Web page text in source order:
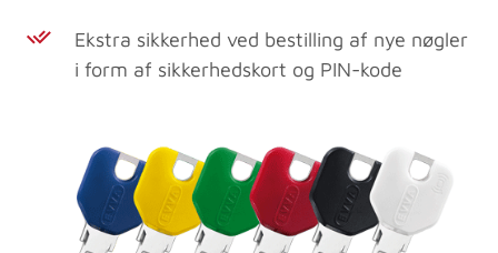
Ekstra sikkerhed ved bestilling af nye nøgler
i form af sikkerhedskort og PIN-kode